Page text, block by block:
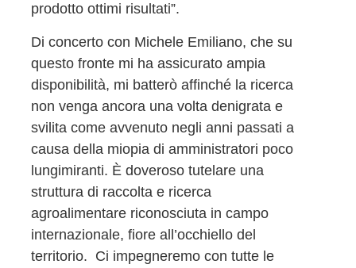
prodotto ottimi risultati”.
Di concerto con Michele Emiliano, che su
questo fronte mi ha assicurato ampia
disponibilità, mi batterò affinché la ricerca
non venga ancora una volta denigrata e
svilita come avvenuto negli anni passati a
causa della miopia di amministratori poco
lungimiranti. È doveroso tutelare una
struttura di raccolta e ricerca
agroalimentare riconosciuta in campo
internazionale, fiore all’occhiello del
territorio. Ci impegneremo con tutte le